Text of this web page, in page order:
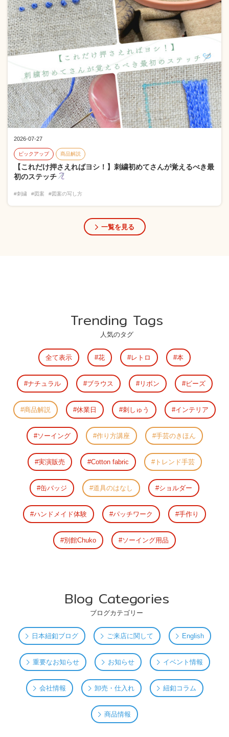
2026-07-27
ピックアップ 商品解説
【これだけ押さえればヨシ！】刺繍初めてさんが覚えるべき最
初のステッチ
#刺繍 #図案 #図案の写し方
一覧を見る
Trending Tags
人気のタグ
全て表示 花 レトロ 本
ナチュラル ブラウス リボン ビーズ
商品解説 休業日 刺しゅう インテリア
ソーイング 作り方講座 手芸のきほん
実演販売 Cotton fabric トレンド手芸
缶バッジ 道具のはなし ショルダー
ハンドメイド体験 パッチワーク 手作り
別館Chuko ソーイング用品
Blog Categories
ブログカテゴリー
日本紐釦ブログ ご来店に関して English
重要なお知らせ お知らせ イベント情報
会社情報 卸売・仕入れ 紐釦コラム
商品情報